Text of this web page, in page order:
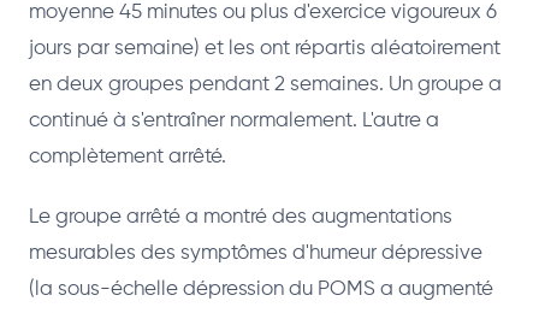
moyenne 45 minutes ou plus d'exercice vigoureux 6
jours par semaine) et les ont répartis aléatoirement
en deux groupes pendant 2 semaines. Un groupe a
continué à s'entraîner normalement. L'autre a
complètement arrêté.
Le groupe arrêté a montré des augmentations
mesurables des symptômes d'humeur dépressive
(la sous-échelle dépression du POMS a augmenté